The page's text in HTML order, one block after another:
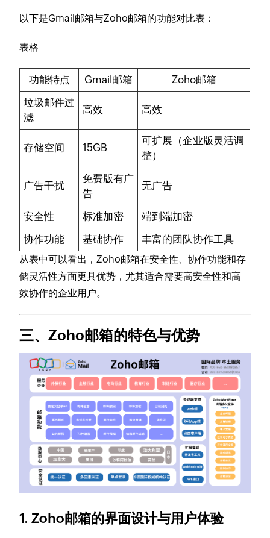
以下是Gmail邮箱与Zoho邮箱的功能对比表：
表格
功能特点 Gmail邮箱
Zoho邮箱
垃圾邮件过
滤
高效 高效
存储空间 15GB
可扩展（企业版灵活调
整）
广告干扰
免费版有广
告
无广告
安全性 标准加密
端到端加密
协作功能
基础协作 丰富的团队协作工具
从表中可以看出，Zoho邮箱在安全性、协作功能和存
储灵活性方面更具优势，尤其适合需要高安全性和高
效协作的企业用户。
三、Zoho邮箱的特色与优势
1. Zoho邮箱的界面设计与用户体验